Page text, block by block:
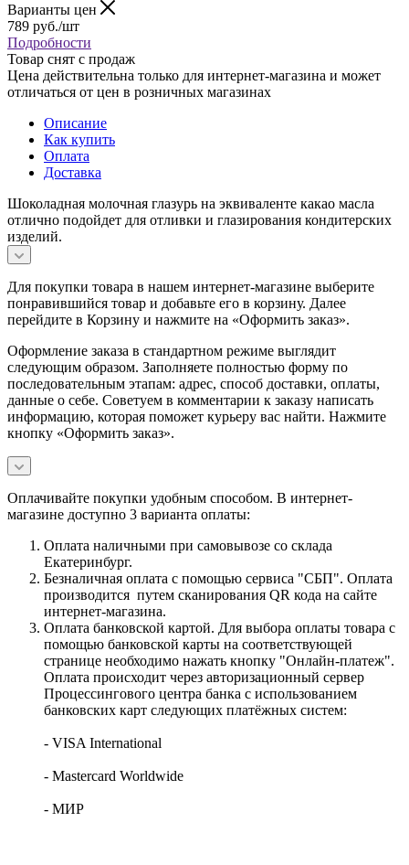
Варианты цен
789 руб./шт
Подробности
Товар снят с продаж
Цена действительна только для интернет-магазина и может
отличаться от цен в розничных магазинах
Описание
Как купить
Оплата
Доставка
Шоколадная молочная глазурь на эквиваленте какао масла
отлично подойдет для отливки и глазирования кондитерских
изделий.
Для покупки товара в нашем интернет-магазине выберите
понравившийся товар и добавьте его в корзину. Далее
перейдите в Корзину и нажмите на «Оформить заказ».
Оформление заказа в стандартном режиме выглядит
следующим образом. Заполняете полностью форму по
последовательным этапам: адрес, способ доставки, оплаты,
данные о себе. Советуем в комментарии к заказу написать
информацию, которая поможет курьеру вас найти. Нажмите
кнопку «Оформить заказ».
Оплачивайте покупки удобным способом. В интернет-
магазине доступно 3 варианта оплаты:
Оплата наличными при самовывозе со склада
Екатеринбург.
Безналичная оплата с помощью сервиса "СБП". Оплата
производится путем сканирования QR кода на сайте
интернет-магазина.
Оплата банковской картой. Для выбора оплаты товара с
помощью банковской карты на соответствующей
странице необходимо нажать кнопку "Онлайн-платеж".
Оплата происходит через авторизационный сервер
Процессингового центра банка с использованием
банковских карт следующих платёжных систем:
- VISA International
- Mastercard Worldwide
- МИР